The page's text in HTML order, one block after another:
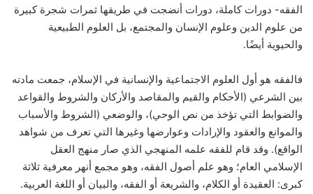
الفقه- دورات كاملة، دورات أنضجت في طريقها ثمرات شجرة كبيرة
من علوم الدين وعلوم الإنسان والمجتمع، بل العلوم الطبيعية
والحيوية أيضًا.
فالفقه هو أول العلوم الاجتماعية والإنسانية في الإسلام، جمعت مادته
بين الشرعي (الأحكام والقيم والمقاصد والأركان والشروط والقواعد
والضوابط التي تؤخذ من نص الوحي)، والوضعي (الشروط والأسباب
والموانع والعقود والإرادات وعوارضها وغيرها التي تعرف من شواهد
الواقع). وقد قام للفقه علمه المنهجي الذي صار منهج العقل
الإسلامي العام؛ وهو علم أصول الفقه، وهو مجمع أنهر معرفية ثلاثة
كبرى: العقيدة أو الكلام، والشريعة أو الفقه، والبيان أو اللغة العربية.